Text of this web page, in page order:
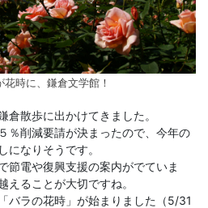
時に、鎌倉文学館！
散歩に出かけてきました。
％削減要請が決まったので、今年の
になりそうです。
節電や復興支援の案内がでていま
えることが大切ですね。
バラの花時」が始まりました（5/31